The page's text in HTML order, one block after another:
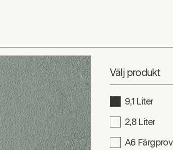
Välj produkt
9,1 Liter
2,8 Liter
A6 Färgprov